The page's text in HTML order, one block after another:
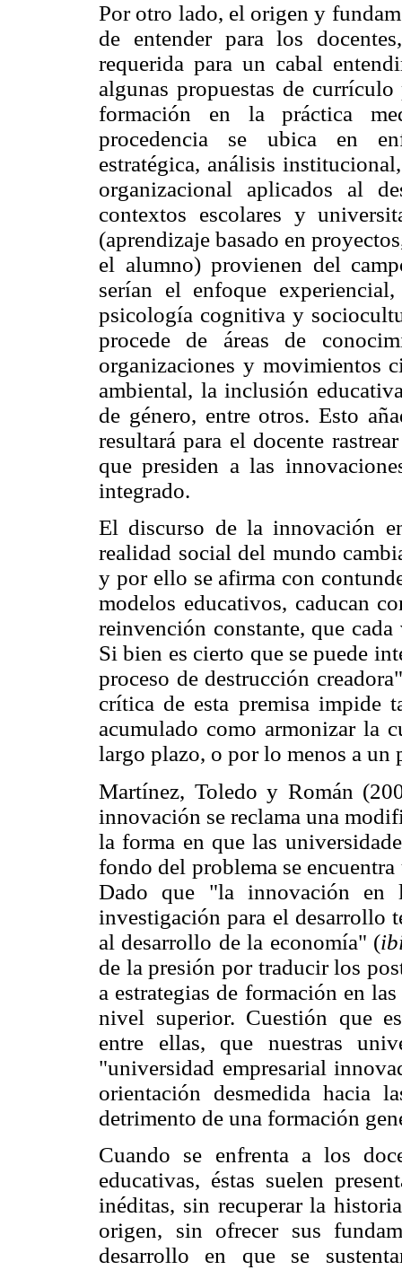
Por otro lado, el origen y
de entender para los
requerida para un cabal
algunas propuestas de
formación en la práctica
procedencia se ubica en
estratégica, análisis
organizacional aplicados al
contextos escolares y
(aprendizaje basado en
el alumno) provienen del
serían el enfoque
psicología cognitiva y
procede de áreas de
organizaciones y movimientos
ambiental, la inclusión
de género, entre otros. Esto
resultará para el docente
que presiden a las
integrado.
El discurso de la innovación
realidad social del mundo
y por ello se afirma con
modelos educativos, caducan
reinvención constante, que
Si bien es cierto que se puede
proceso de destrucción
crítica de esta premisa impide
acumulado como armonizar la
largo plazo, o por lo menos a un
Martínez, Toledo y Román
innovación se reclama una
la forma en que las
fondo del problema se
Dado que "la innovación en
investigación para el desarrollo
al desarrollo de la economía" (
de la presión por traducir los
a estrategias de formación en
nivel superior. Cuestión que
entre ellas, que nuestras
"universidad empresarial
orientación desmedida hacia
detrimento de una formación
Cuando se enfrenta a los
educativas, éstas suelen
inéditas, sin recuperar la
origen, sin ofrecer sus
desarrollo en que se